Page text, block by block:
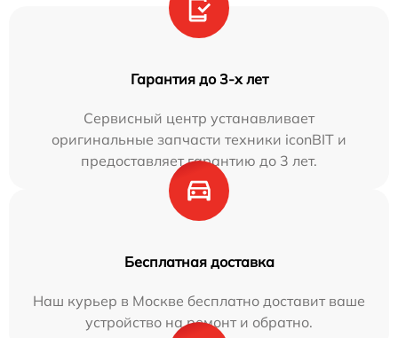
Гарантия до 3-х лет
Сервисный центр устанавливает
оригинальные запчасти техники iconBIT и
предоставляет гарантию до 3 лет.
Бесплатная доставка
Наш курьер в Москве бесплатно доставит ваше
устройство на ремонт и обратно.